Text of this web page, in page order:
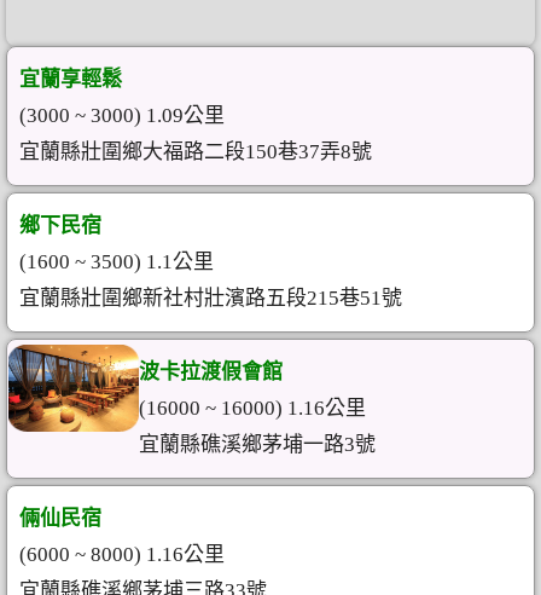
宜蘭享輕鬆
(3000 ~ 3000) 1.09公里
宜蘭縣壯圍鄉大福路二段150巷37弄8號
鄉下民宿
(1600 ~ 3500) 1.1公里
宜蘭縣壯圍鄉新社村壯濱路五段215巷51號
波卡拉渡假會館
(16000 ~ 16000) 1.16公里
宜蘭縣礁溪鄉茅埔一路3號
倆仙民宿
(6000 ~ 8000) 1.16公里